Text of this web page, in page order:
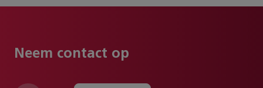
Neem contact op